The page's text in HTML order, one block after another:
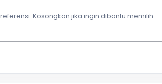
Kosongkan jika ingin dibantu memilih.